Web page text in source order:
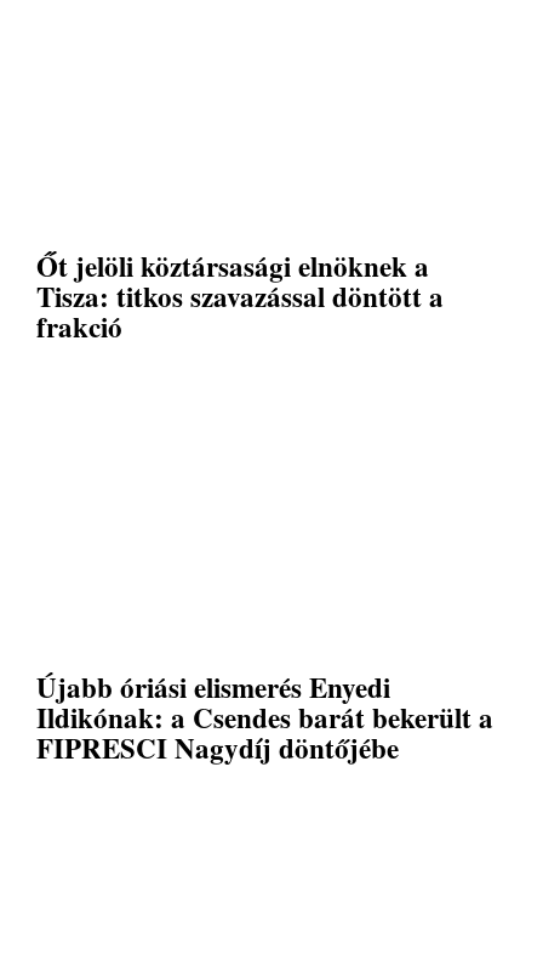
Őt jelöli köztársasági elnöknek a
Tisza: titkos szavazással döntött a
frakció
Újabb óriási elismerés Enyedi
Ildikónak: a Csendes barát bekerült a
FIPRESCI Nagydíj döntőjébe